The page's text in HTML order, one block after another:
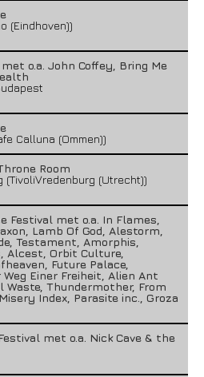
(Eindhoven))
o.a. John Coffey, Bring Me
Calluna (Ommen))
Room
(TivoliVredenburg (Utrecht))
Festival met o.a. In Flames,
Lamb Of God, Alestorm,
Testament, Amorphis,
Alcest, Orbit Culture,
Future Palace,
Einer Freiheit, Alien Ant
Waste, Thundermother, From
Index, Parasite inc., Groza
met o.a. Nick Cave & the